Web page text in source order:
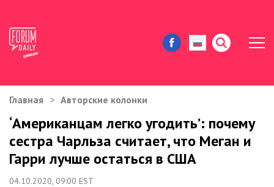
ЖИЗНЬ И ИСТОРИИ
ИММИГРАЦИЯ В США
ЗНАМЕНИТОСТИ
Главная Авторские колонки
‘Американцам легко угодить’: почему
сестра Чарльза считает, что Меган и
Гарри лучше остаться в США
04.10.2020, 09:00 EST